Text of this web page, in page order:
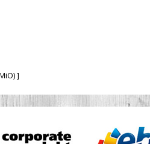
]